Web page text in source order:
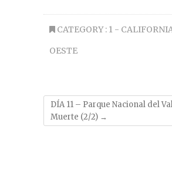
CATEGORY : 1 -
OESTE
DÍA 11 – Parque Nacional del
Muerte (2/2) →